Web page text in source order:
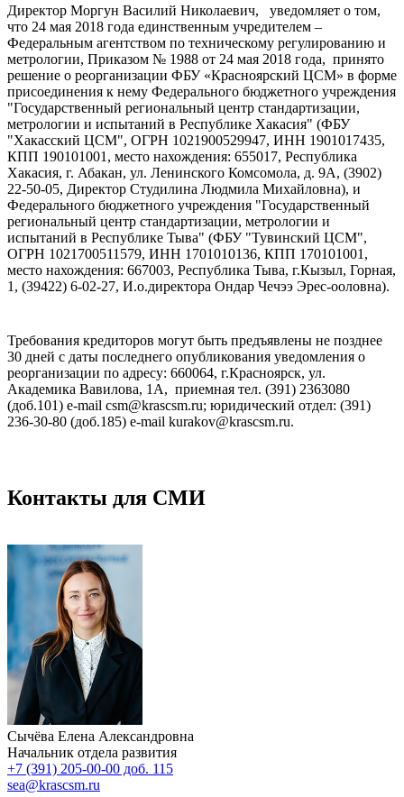
Директор Моргун Василий Николаевич, уведомляет о том,
что 24 мая 2018 года единственным учредителем –
Федеральным агентством по техническому регулированию и
метрологии, Приказом № 1988 от 24 мая 2018 года, принято
решение о реорганизации ФБУ «Красноярский ЦСМ» в форме
присоединения к нему Федерального бюджетного учреждения
"Государственный региональный центр стандартизации,
метрологии и испытаний в Республике Хакасия" (ФБУ
"Хакасский ЦСМ", ОГРН 1021900529947, ИНН 1901017435,
КПП 190101001, место нахождения: 655017, Республика
Хакасия, г. Абакан, ул. Ленинского Комсомола, д. 9А, (3902)
22-50-05, Директор Студилина Людмила Михайловна), и
Федерального бюджетного учреждения "Государственный
региональный центр стандартизации, метрологии и
испытаний в Республике Тыва" (ФБУ "Тувинский ЦСМ",
ОГРН 1021700511579, ИНН 1701010136, КПП 170101001,
место нахождения: 667003, Республика Тыва, г.Кызыл, Горная,
1, (39422) 6-02-27, И.о.директора Ондар Чечээ Эрес-ооловна).
Требования кредиторов могут быть предъявлены не позднее
30 дней с даты последнего опубликования уведомления о
реорганизации по адресу: 660064, г.Красноярск, ул.
Академика Вавилова, 1А, приемная тел. (391) 2363080
(доб.101) e-mail csm@krascsm.ru; юридический отдел: (391)
236-30-80 (доб.185) e-mail kurakov@krascsm.ru.
Контакты для СМИ
Сычёва Елена Александровна
Начальник отдела развития
+7 (391) 205-00-00 доб. 115
sea@krascsm.ru